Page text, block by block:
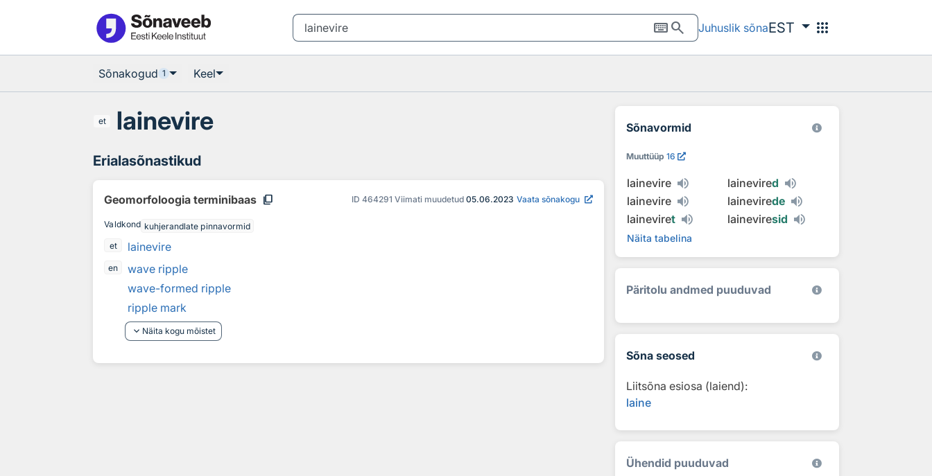
keyboardsearch Juhuslik sõnaEST apps
Sõnakogud 1 Keel
et lainevire
Erialasõnastikud
Geomorfoloogia terminibaas content_copy ID 464291 Viimati muudetud 05.06.2023 Vaata sõnakogu
Valdkond kuhjerandlate pinnavormid
et
lainevire
en
wave ripple
wave-formed ripple
ripple mark
keyboard_arrow_down Näita kogu mõistet
Sõnavormid
Muuttüüp 16
lainevire lainevired
lainevire
lainevirede
laineviret laineviresid
Näita tabelina
Päritolu andmed puuduvad
Sõna seosed
Liitsõna esiosa (laiend):
laine
Ühendid puuduvad